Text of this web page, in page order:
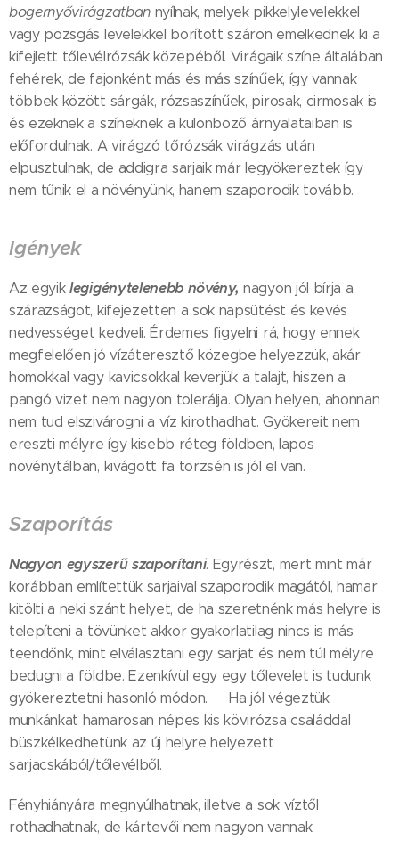
bogernyővirágzatbannyílnak, melyek pikkelylevelekkel
vagy pozsgás levelekkel borított száron emelkednek ki a
kifejlett tőlevélrózsák közepéből. Virágaik színe általában
fehérek, de fajonként más és más színűek, így vannak
többek között sárgák, rózsaszínűek, pirosak, cirmosak is
és ezeknek a színeknek a különböző árnyalataiban is
előfordulnak. A virágzó tőrózsák virágzás után
elpusztulnak, de addigra sarjaik már legyökereztek így
nem tűnik el a növényünk, hanem szaporodik tovább.
Igények
Az egyiklegigénytelenebb növény,nagyon jól bírja a
szárazságot, kifejezetten a sok napsütést és kevés
nedvességet kedveli. Érdemes figyelni rá, hogy ennek
megfelelően jó vízáteresztő közegbe helyezzük, akár
homokkal vagy kavicsokkal keverjük a talajt, hiszen a
pangó vizet nem nagyon tolerálja. Olyan helyen, ahonnan
nem tud elszivárogni a víz kirothadhat. Gyökereit nem
ereszti mélyre így kisebb réteg földben, lapos
növénytálban, kivágott fa törzsén is jól el van.🤗
Szaporítás
Nagyon egyszerű szaporítani. Egyrészt, mert mint már
korábban említettük sarjaival szaporodik magától, hamar
kitölti a neki szánt helyet, de ha szeretnénk más helyre is
telepíteni a tövünket akkor gyakorlatilag nincs is más
teendőnk, mint elválasztani egy sarjat és nem túl mélyre
bedugni a földbe. Ezenkívül egy egy tőlevelet is tudunk
gyökereztetni hasonló módon.😉 Ha jól végeztük
munkánkat hamarosan népes kis kövirózsa családdal
büszkélkedhetünk az új helyre helyezett
sarjacskából/tőlevélből.
Fényhiányára megnyúlhatnak, illetve a sok víztől
rothadhatnak, de kártevői nem nagyon vannak.😊